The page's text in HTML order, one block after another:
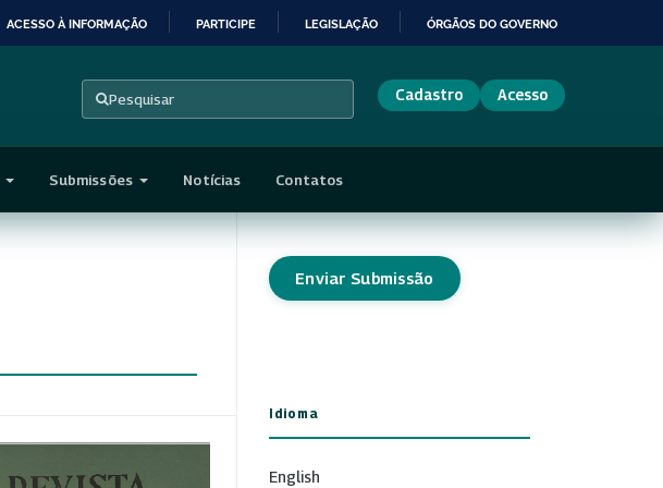
ACESSO À INFORMAÇÃO PARTICIPE LEGISLAÇÃO ÓRGÃOS DO GOVERNO
Pesquisar Cadastro Acesso
Submissões Notícias Contatos
Enviar Submissão
Idioma
English